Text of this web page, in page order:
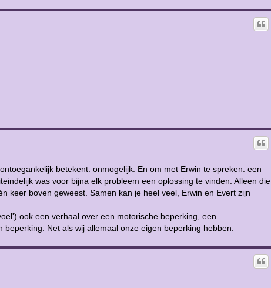
betekent: onmogelijk. En om met Erwin te spreken: een
was voor bijna elk probleem een oplossing te vinden. Alleen die
keer boven geweest. Samen kan je heel veel, Erwin en Evert zijn
ook een verhaal over een motorische beperking, een
Net als wij allemaal onze eigen beperking hebben.